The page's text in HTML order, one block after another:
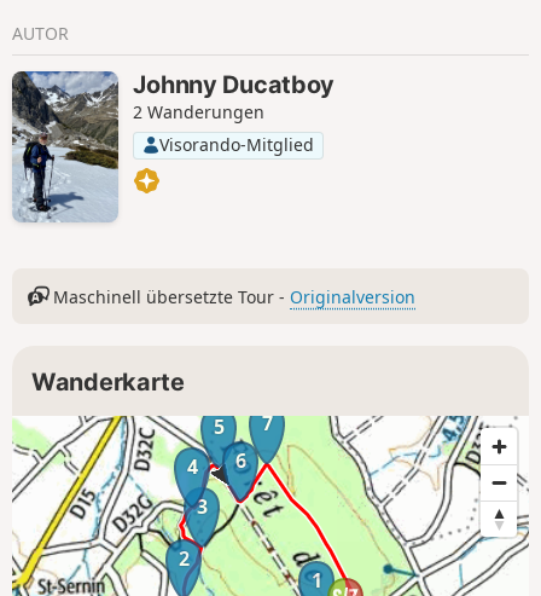
AUTOR
Johnny Ducatboy
2 Wanderungen
Visorando-Mitglied
Maschinell übersetzte Tour - Originalversion
Wanderkarte
1
2
3
4
5
6
7